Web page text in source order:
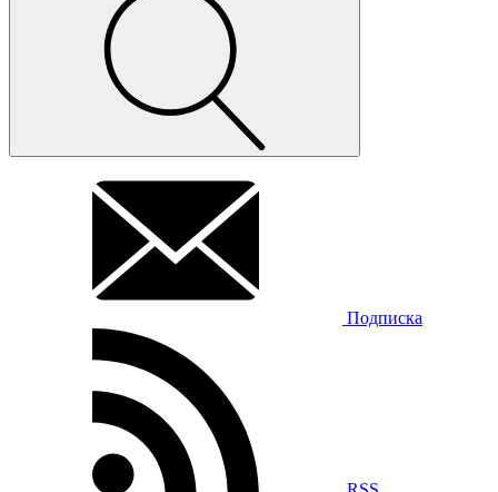
Подписка